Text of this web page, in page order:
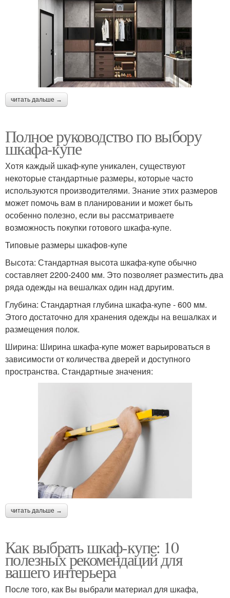
читать дальше →
Полное руководство по выбору
шкафа-купе
Хотя каждый шкаф-купе уникален, существуют
некоторые стандартные размеры, которые часто
используются производителями. Знание этих размеров
может помочь вам в планировании и может быть
особенно полезно, если вы рассматриваете
возможность покупки готового шкафа-купе.
Типовые размеры шкафов-купе
Высота: Стандартная высота шкафа-купе обычно
составляет 2200-2400 мм. Это позволяет разместить два
ряда одежды на вешалках один над другим.
Глубина: Стандартная глубина шкафа-купе - 600 мм.
Этого достаточно для хранения одежды на вешалках и
размещения полок.
Ширина: Ширина шкафа-купе может варьироваться в
зависимости от количества дверей и доступного
пространства. Стандартные значения:
читать дальше →
Как выбрать шкаф-купе: 10
полезных рекомендаций для
вашего интерьера
После того, как Вы выбрали материал для шкафа,